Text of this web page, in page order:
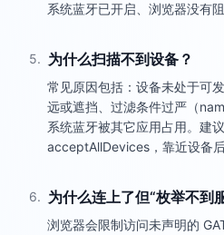
系统蓝牙已开启、浏览器没有阻
5. 为什么扫描不到设备？
常见原因包括：设备未处于可
远或遮挡、过滤条件过严（
系统蓝牙被其它应用占用。建
acceptAllDevices，靠近设备后
6. 为什么连上了但“枚举不到
浏览器会限制访问未声明的